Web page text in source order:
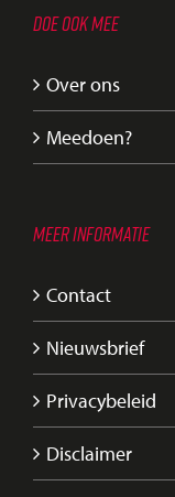
DOE OOK MEE
Over ons
Meedoen?
MEER INFORMATIE
Contact
Nieuwsbrief
Privacybeleid
Disclaimer